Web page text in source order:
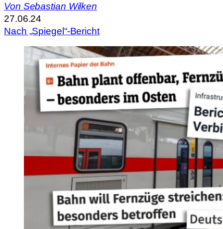
Von Sebastian Wilken
27.06.24
Nach „Spiegel“-Bericht